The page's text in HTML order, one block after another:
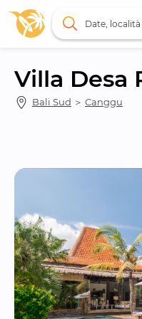
Villa Desa
Bali Sud ＞ Canggu